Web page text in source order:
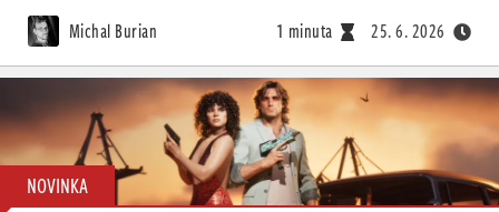
Michal Burian 1 minuta 25. 6. 2026
NOVINKA